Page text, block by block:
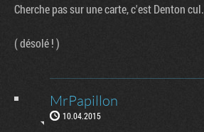
Cherche pas sur une carte, c'est Denton cul.
( désolé ! )
MrPapillon
10.04.2015